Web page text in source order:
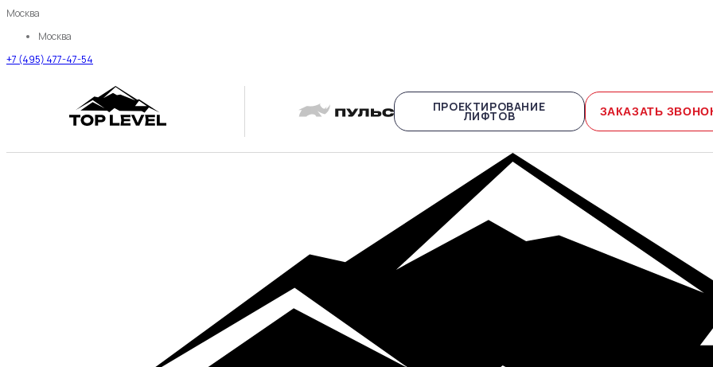
Москва
Москва
+7 (495) 477-47-54
ПРОЕКТИРОВАНИЕ
ЛИФТОВ ЗАКАЗАТЬ